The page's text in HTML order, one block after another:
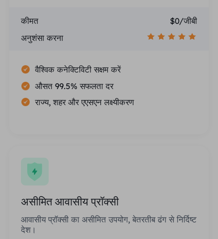
कीमत
$0/जीबी
अनुशंसा करना
वैश्विक कनेक्टिविटी सक्षम करें
औसत 99.5% सफलता दर
राज्य, शहर और एएसएन लक्ष्यीकरण
असीमित आवासीय प्रॉक्सी
आवासीय प्रॉक्सी का असीमित उपयोग, बेतरतीब ढंग से निर्दिष्ट
देश।